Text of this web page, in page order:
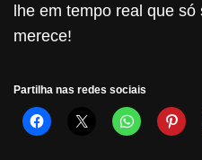
lhe em tempo real que
merece!
Partilha nas redes sociais